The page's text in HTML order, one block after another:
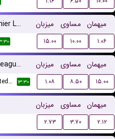
میزبان مساوی میهمان
۱۵.۰۰ ۱۰.۰۰ ۱.۰۶
2 میزبان مساوی میهمان
Bankstown United FC ۱۳:۳۰ ۱.۰۸ ۸.۵۰ ۱۵.۰۰
میزبان مساوی میهمان
۲.۷۳ ۳.۷۰ ۲.۱۲